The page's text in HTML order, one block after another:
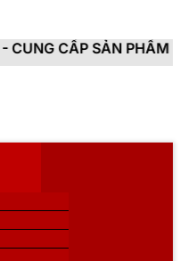
CHÍNH HÃNG,